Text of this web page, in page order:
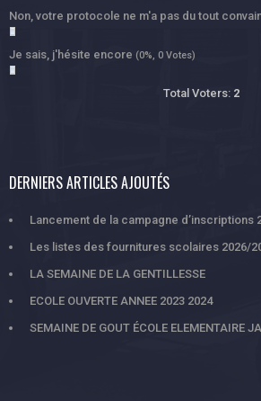
Non, votre protocole ne m'a pas du tout
Je sais, j'hésite encore (0%, 0 Votes)
Total Voters: 2
DERNIERS ARTICLES AJOUTÉS
Lancement de la campagne d’inscriptions
Les listes des fournitures scolaires 2026/
LA SEMAINE DE LA GENTILLESSE
ECOLE OUVERTE ANNEE 2023 2024
SEMAINE DE GOUT ÉCOLE ELEMENTAIRE